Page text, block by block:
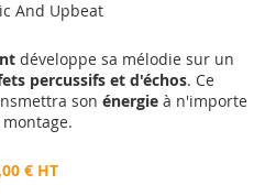
And Upbeat
développe sa mélodie sur un
percussifs et d'échos. Ce
son énergieà n'importe
€ HT